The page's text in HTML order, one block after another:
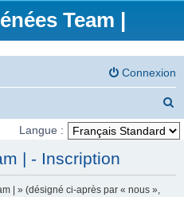
Team |
Connexion
e
h
Langue :
| - Inscription
| » (désigné ci-après par « nous »,